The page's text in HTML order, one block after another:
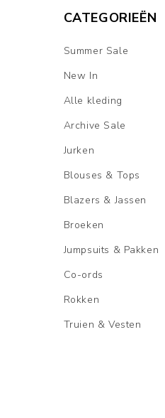
CATEGORIEËN
Summer Sale
New In
Alle kleding
Archive Sale
Jurken
Blouses & Tops
Blazers & Jassen
Broeken
Jumpsuits & Pakken
Co-ords
Rokken
Truien & Vesten